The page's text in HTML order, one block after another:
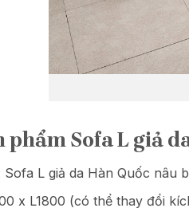
Sofa L giả
Sofa L giả da Hàn Quốc nâu
x L1800 (có thể thay đổi